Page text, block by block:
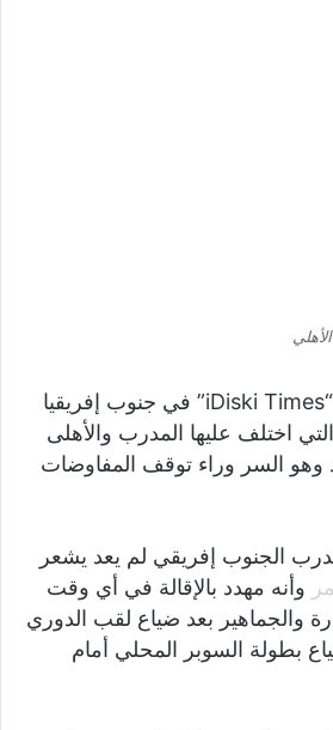
وشددت شبكة تدعى “iDiski Times” في جنوب إفريقيا
اختلف عليها المدرب والأهلى
وهو السر وراء توقف المفاوضات
الجنوب إفريقي لم يعد يشعر
وأنه مهدد بالإقالة في أي وقت
والجماهير بعد ضياع لقب الدوري
بطولة السوبر المحلي أمام